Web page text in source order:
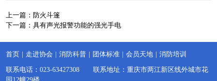
上一篇： 防火斗篷
下一篇： 具有声光报警功能的强光手电
首页 走进协会 消防科普 团体标准 会员天地 消防培训
联系电话：023-63427308 联系地址：重庆市两江新区线外城市花